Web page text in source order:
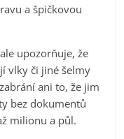
a špičkovou
upozorňuje, že
vlky či jiné šelmy
ani to, že jim
bez dokumentů
milionu a půl.